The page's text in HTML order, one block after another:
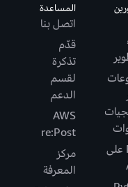
.NET على
المساعدة
اتصل بنا
قدّم
تذكرة
لقسم
الدعم
AWS
re:Post
مركز
المعرفة